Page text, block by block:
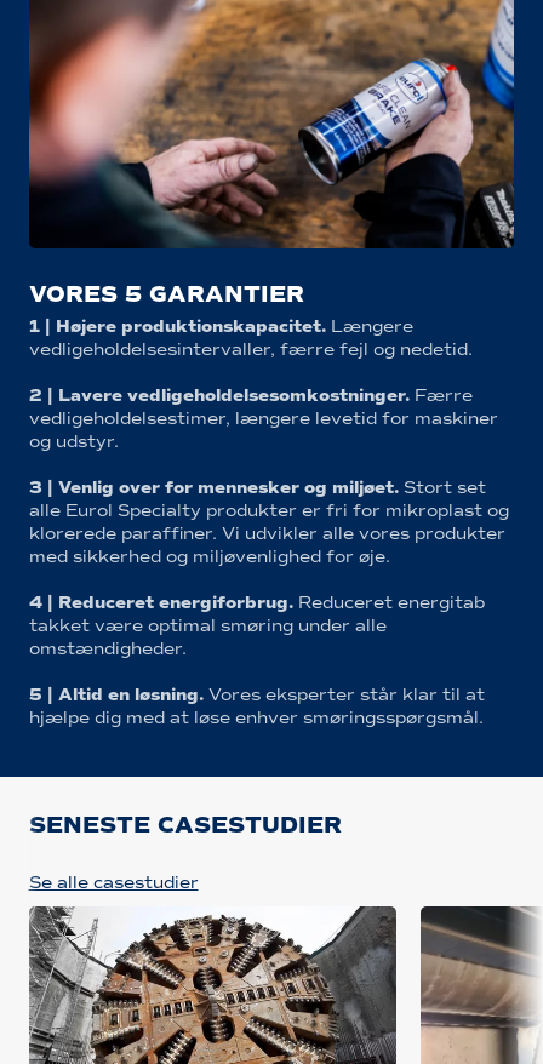
VORES 5 GARANTIER
1 | Højere produktionskapacitet.Længere
vedligeholdelsesintervaller, færre fejl og nedetid.
2 | Lavere vedligeholdelsesomkostninger.Færre
vedligeholdelsestimer, længere levetid for maskiner
og udstyr.
3 | Venlig over for mennesker og miljøet.Stort set
alle Eurol Specialty produkter er fri for mikroplast og
klorerede paraffiner. Vi udvikler alle vores produkter
med sikkerhed og miljøvenlighed for øje.
4 | Reduceret energiforbrug.Reduceret energitab
takket være optimal smøring under alle
omstændigheder.
5 | Altid en løsning.Vores eksperter står klar til at
hjælpe dig med at løse enhver smøringsspørgsmål.
SENESTE CASESTUDIER
Se alle casestudier